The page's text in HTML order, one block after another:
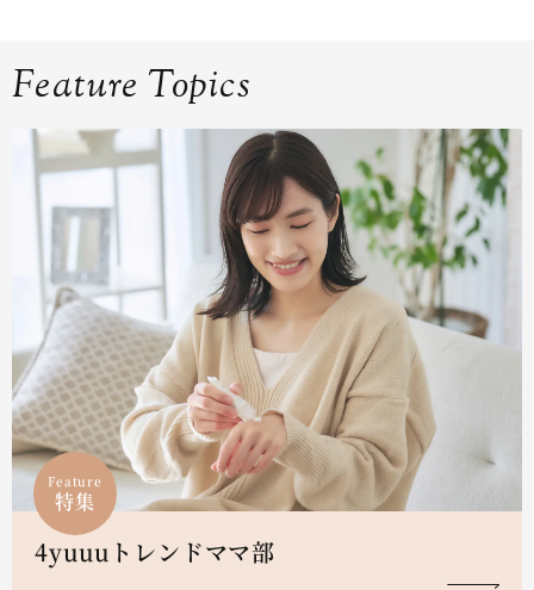
Feature Topics
Feature
特集
4yuuuトレンドママ部